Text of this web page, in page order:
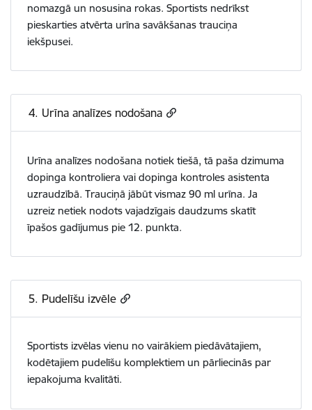
nomazgā un nosusina rokas. Sportists nedrīkst
pieskarties atvērta urīna savākšanas trauciņa
iekšpusei.
4. Urīna analīzes nodošana
Urīna analīzes nodošana notiek tiešā, tā paša dzimuma
dopinga kontroliera vai dopinga kontroles asistenta
uzraudzībā. Trauciņā jābūt vismaz 90 ml urīna. Ja
uzreiz netiek nodots vajadzīgais daudzums skatīt
īpašos gadījumus pie 12. punkta.
5. Pudelīšu izvēle
Sportists izvēlas vienu no vairākiem piedāvātajiem,
kodētajiem pudelīšu komplektiem un pārliecinās par
iepakojuma kvalitāti.